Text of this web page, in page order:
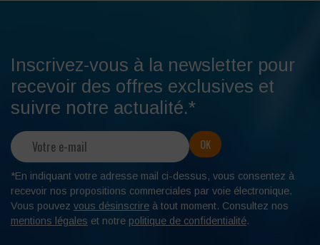
Inscrivez-vous à la newsletter pour
recevoir des offres exclusives et
suivre notre actualité.*
*En indiquant votre adresse mail ci-dessus, vous consentez à
recevoir nos propositions commerciales par voie électronique.
Vous pouvez vous désinscrire à tout moment. Consultez nos
mentions légales et notre politique de confidentialité.